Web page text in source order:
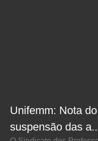
Unifemm: Nota
suspensão das